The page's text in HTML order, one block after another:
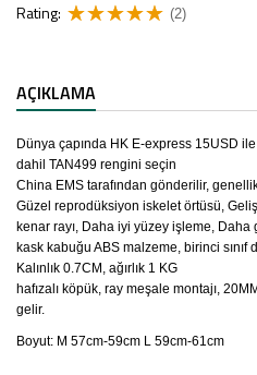
Rating: (2)
AÇIKLAMA
Dünya çapında HK E-express 15USD
dahil TAN499 rengini seçin
China EMS tarafından gönderilir,
Güzel reprodüksiyon iskelet örtüsü,
kenar rayı, Daha iyi yüzey işleme, Daha
kask kabuğu ABS malzeme, birinci sınıf
Kalınlık 0.7CM, ağırlık 1 KG
hafızalı köpük, ray meşale montajı,
gelir.​
Boyut: M 57cm-59cm L 59cm-61cm